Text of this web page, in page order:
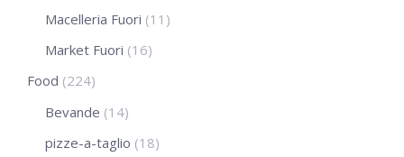
Macelleria Fuori (11)
Market Fuori (16)
Food (224)
Bevande (14)
pizze-a-taglio (18)